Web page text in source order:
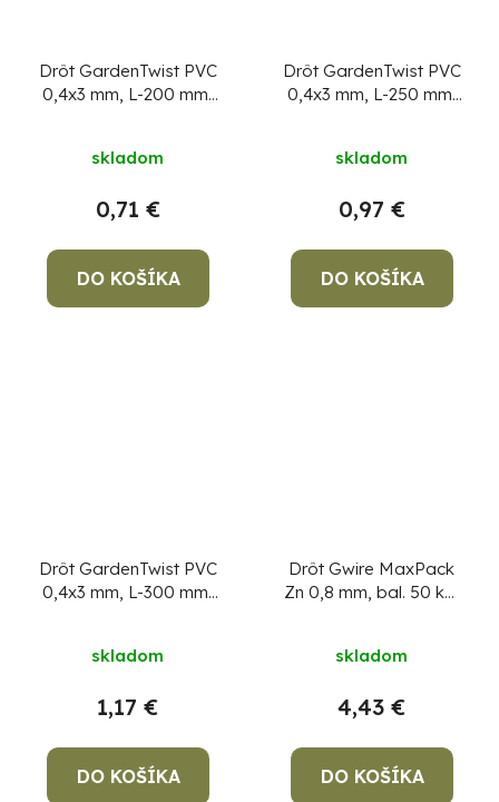
Drôt GardenTwist PVC
0,4x3 mm, L-200 mm,
skladom
0,71 €
DO KOŠÍKA
Drôt GardenTwist PVC
0,4x3 mm, L-250 mm,
skladom
0,97 €
DO KOŠÍKA
Drôt GardenTwist PVC
0,4x3 mm, L-300 mm,
skladom
1,17 €
DO KOŠÍKA
Drôt Gwire MaxPack
Zn 0,8 mm, bal. 50 kg,
50 kg!
skladom
4,43 €
DO KOŠÍKA